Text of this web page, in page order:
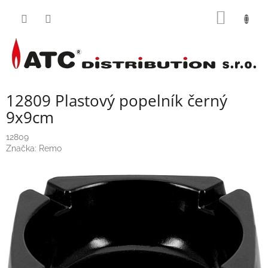
12809 Plastový popelník černý
9x9cm
12809
Značka: Remo